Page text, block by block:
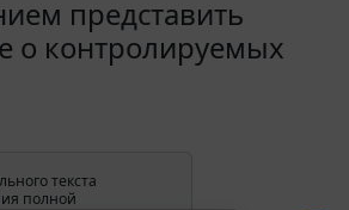
представить
о контролируемых
текста
полной